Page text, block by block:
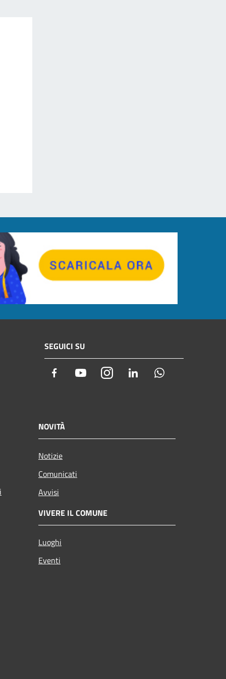
SEGUICI SU
Facebook YoutubeInstagramLinkedIn
NOVITÀ
Notizie
Comunicati
Avvisi
VIVERE IL COMUNE
Luoghi
Eventi